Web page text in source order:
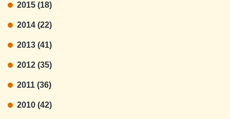
2015 (18)
2014 (22)
2013 (41)
2012 (35)
2011 (36)
2010 (42)